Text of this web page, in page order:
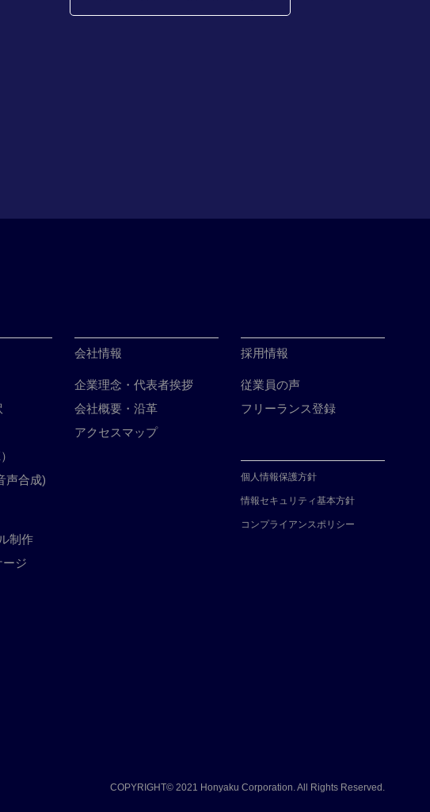
声合成)
制作
ージ
会社情報
企業理念・代表者挨拶
会社概要・沿革
アクセスマップ
採用情報
従業員の声
フリーランス登録
個人情報保護方針
情報セキュリティ基本方針
コンプライアンスポリシー
COPYRIGHT© 2021 Honyaku Corporation. All Rights Reserved.